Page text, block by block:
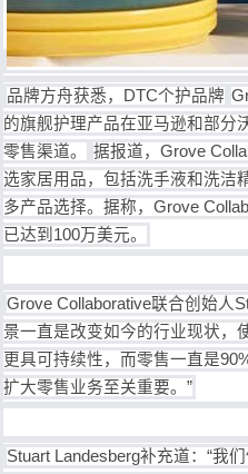
品牌方舟获悉，DTC个护品牌
的旗舰护理产品在亚马逊和部分
零售渠道。
据报道，Grove
选家居用品，包括洗手液和洗洁
多产品选择。据称，Grove
已达到100万美元。
Grove Collaborative联合创始人
景一直是改变如今的行业现状，
更具可持续性，而零售一直是
扩大零售业务至关重要。”
Stuart Landesberg补充道：“我